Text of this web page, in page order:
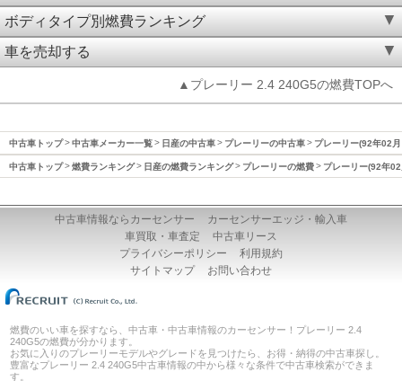
ボディタイプ別燃費ランキング
車を売却する
▲プレーリー 2.4 240G5の燃費TOPへ
中古車トップ 中古車メーカー一覧 日産の中古車 プレーリーの中古車 プレーリー(92年02
中古車トップ 燃費ランキング 日産の燃費ランキング プレーリーの燃費 プレーリー(92年
中古車情報ならカーセンサー
カーセンサーエッジ・輸入車
車買取・車査定
中古車リース
プライバシーポリシー
利用規約
サイトマップ
お問い合わせ
燃費のいい車を探すなら、中古車・中古車情報のカーセンサー！プレーリー 2.4
240G5の燃費が分かります。
お気に入りのプレーリーモデルやグレードを見つけたら、お得・納得の中古車探し。
豊富なプレーリー 2.4 240G5中古車情報の中から様々な条件で中古車検索ができま
す。